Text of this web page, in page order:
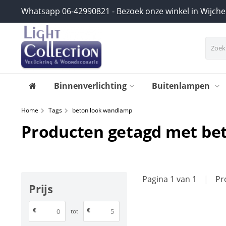
Whatsapp 06-42990821 - Bezoek onze winkel in
Binnenverlichting Buitenlampen
Home Tags beton look wandlamp
Producten getagd met
Prijs
€ tot €
Pagina 1 van 1 |